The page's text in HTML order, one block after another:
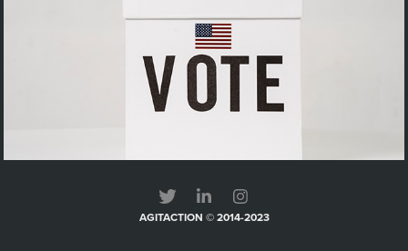
Les 9 & 10 janvier prochain, votons !
AGITACTION © 2014-2023